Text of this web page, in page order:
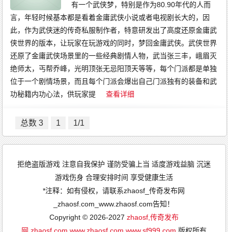
有一个武侠梦，特别是作为80.90年代的人而
言，年轻时候基本都是看着金庸武侠小说或者电视剧长大的，因
此，作为武侠迷的传奇私服制作者，特意研发出了高度还原金庸武
侠世界的版本，让玩家在玩游戏的同时，梦回金庸武侠。武侠世界
还原了金庸武侠场景里的一些经典剧情人物，武当张三丰，峨眉灭
绝师太，丐帮乔峰，光明顶张无忌阳顶天等等，每个门派都是单独
位于一个剧情场景，而且每个门派会爆出自己门派独有的装备和武
功秘籍内功心法，供玩家提
查看详细
总数 3 1 1/1
拒绝盗版游戏 注意自我保护 谨防受骗上当 适度游戏益脑 沉迷
游戏伤身 合理安排时间 享受健康生活
*注释：如有侵权，请联系zhaosf_传奇发布网
_zhaosf.com_www.zhaosf.com告知！
Copyright © 2026-2027 zhaosf,传奇发布